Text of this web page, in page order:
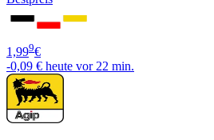
1,999€
-0,09 € heute vor 22 min.